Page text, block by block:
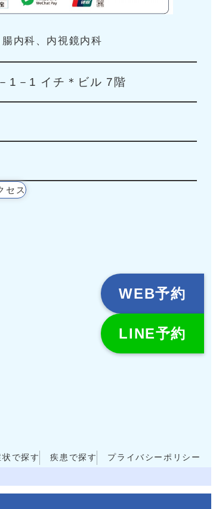
内科、内視鏡内科
1－1 イチ＊ビル 7階
セス
WEB予約
LINE予約
状で探す 疾患で探す
プライバシーポリシー